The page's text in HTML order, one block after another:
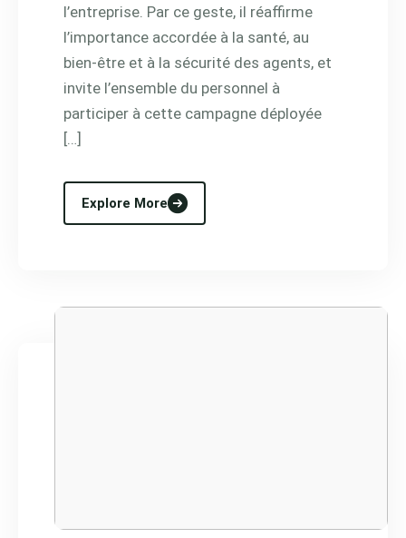
l’entreprise. Par ce geste, il réaffirme
l’importance accordée à la santé, au
bien-être et à la sécurité des agents, et
invite l’ensemble du personnel à
participer à cette campagne déployée
[…]
Explore More